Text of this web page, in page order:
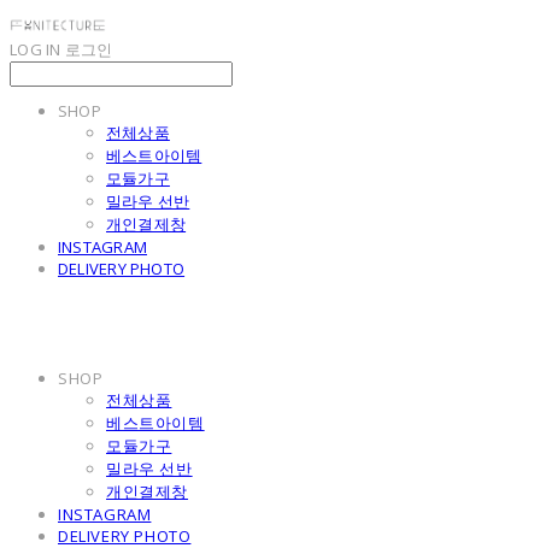
LOG IN 로그인
SHOP
전체상품
베스트아이템
모듈가구
밀라우 선반
개인결제창
INSTAGRAM
DELIVERY PHOTO
SHOP
전체상품
베스트아이템
모듈가구
밀라우 선반
개인결제창
INSTAGRAM
DELIVERY PHOTO